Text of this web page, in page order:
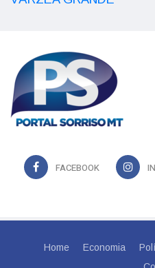
FACEBOOK
Home Economia